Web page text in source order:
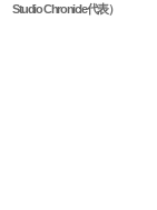
Studio Chronicle代表）